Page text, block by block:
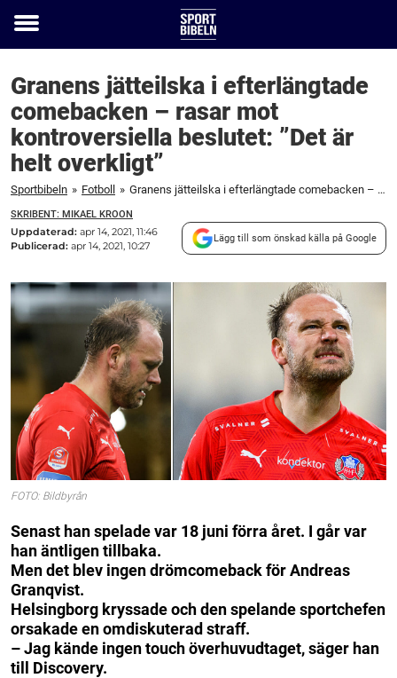
Toggle
Granens jätteilska i efterlängtade
comebacken – rasar mot
kontroversiella beslutet: ”Det är
helt overkligt”
Sportbibeln » Fotboll » Granens jätteilska i efterlängtade comebacken – rasar mot kontroversiella beslutet: "Det är helt overkligt"
SKRIBENT: MIKAEL KROON
Uppdaterad: apr 14, 2021, 11:46
Publicerad: apr 14, 2021, 10:27
Lägg till som önskad källa på Google
FOTO: Bildbyrån
Senast han spelade var 18 juni förra året. I går var
han äntligen tillbaka.
Men det blev ingen drömcomeback för Andreas
Granqvist.
Helsingborg kryssade och den spelande sportchefen
orsakade en omdiskuterad straff.
– Jag kände ingen touch överhuvudtaget, säger han
till Discovery.